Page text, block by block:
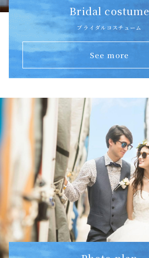
Bridal costume
ブライダルコスチューム
See more